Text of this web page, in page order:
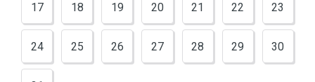
17 18 19 20 21 22 23
24 25 26 27 28 29 30